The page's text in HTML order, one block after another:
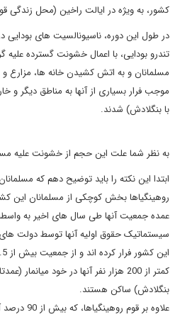
کشور، به ویژه در ایالت راخین (محل زندگی
در طول این دوره، ناسیونالسیت های
تندرو بودایی، با اعمال خشونت گسترده
مسلمانان و به اتش کشیدن خانه ها، مزارع و
موجب فرار بسیاری از آنها به مناطق دیگر و
با بنگلادش) شدند.
به نظر شما علت این حجم از خشونت علیه
ابتدا این نکته را باید توضیح دهم که
روهینگیاها بخش کوچکی از مسلمانان این
عمده جمعیت آنها طی سال های اخیر به
سیستماتیک حقوق اولیه آنها توسط دولت های
کمتر از 200 هزار نفر آنها در خود
بنگلادش) ساکن هستند.